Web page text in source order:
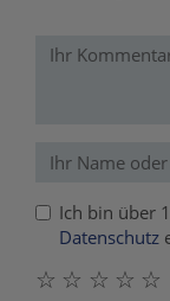
Ich bin über
Datenschutz
☆
☆
☆
☆
☆